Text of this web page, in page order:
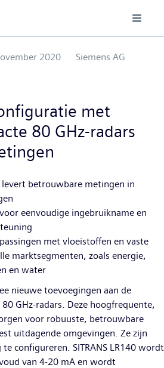
2020
Siemens AG
met
80 GHz-radars
betrouwbare metingen in
eenvoudige ingebruikname en
met vloeistoffen en vaste
marktsegmenten, zoals energie,
en water
nieuwe toevoegingen aan de
80 GHz-radars. Deze hoogfrequente,
voor robuuste, betrouwbare
uitdagende omgevingen. Ze zijn
configureren. SITRANS LR140 wordt
van 4-20 mA en wordt